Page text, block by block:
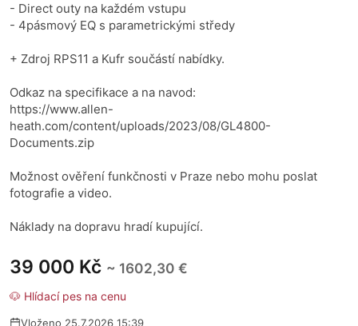
39 000 Kč ~ 1602,30 €
🐶 Hlídací pes na cenu
Vloženo 25.7.2026 15:39
- Direct outy na každém vstupu
- 4pásmový EQ s parametrickými středy
+ Zdroj RPS11 a Kufr součástí nabídky.
Odkaz na specifikace a na navod:
https://www.allen-
heath.com/content/uploads/2023/08/GL4800-
Documents.zip
Možnost ověření funkčnosti v Praze nebo mohu poslat
fotografie a video.
Náklady na dopravu hradí kupující.